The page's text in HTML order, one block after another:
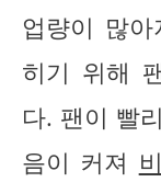
업량이 많
히기 위해
다. 팬이 빨
음이 커져